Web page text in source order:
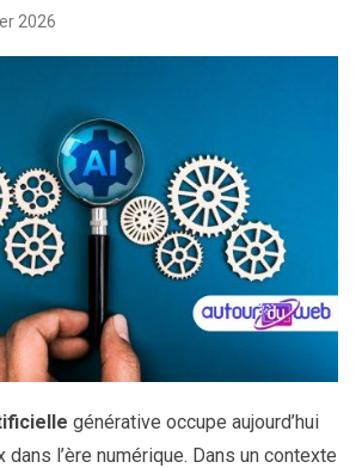
2026
générative occupe aujourd’hui
dans l’ère numérique. Dans un contexte